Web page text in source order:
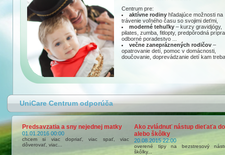
Centrum pre:
aktívne rodiny hľadajúce možnosti na
trávenie voľného času so svojimi deťmi,
moderné tehuľky – kurzy gravidjógy,
pilates, zumba, fitlopty, predpôrodná
odborné poradestvo ...
večne zanepráznených rodičov –
opatrovanie detí, pomoc v domácnosti,
doučovanie, doprevádzanie detí kam
UniCare Centrum odporúča
Predsavzatia a sny nejednej matky
01.01.2016 00:00
chcem si viac dopriať, viac spať, viac
dôverovať, viac...
Ako zvládnuť nástup dieťaťa
alebo škôlky
20.08.2015 22:00
overené tipy na bezstresový
škôlky...